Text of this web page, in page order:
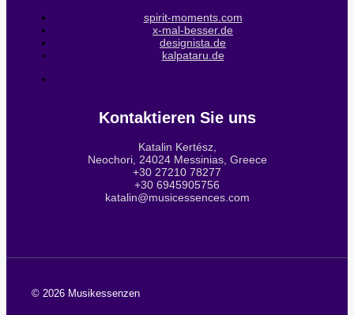
spirit-moments.com
x-mal-besser.de
designista.de
kalpataru.de
Kontaktieren Sie uns
Katalin Kertész,
Neochori, 24024 Messinias, Greece
+30 27210 78277
+30 6945905756
katalin@musicessences.com
© 2026 Musikessenzen